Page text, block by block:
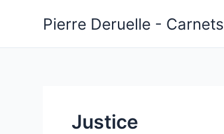
Pierre Deruelle - Carnets
Justice